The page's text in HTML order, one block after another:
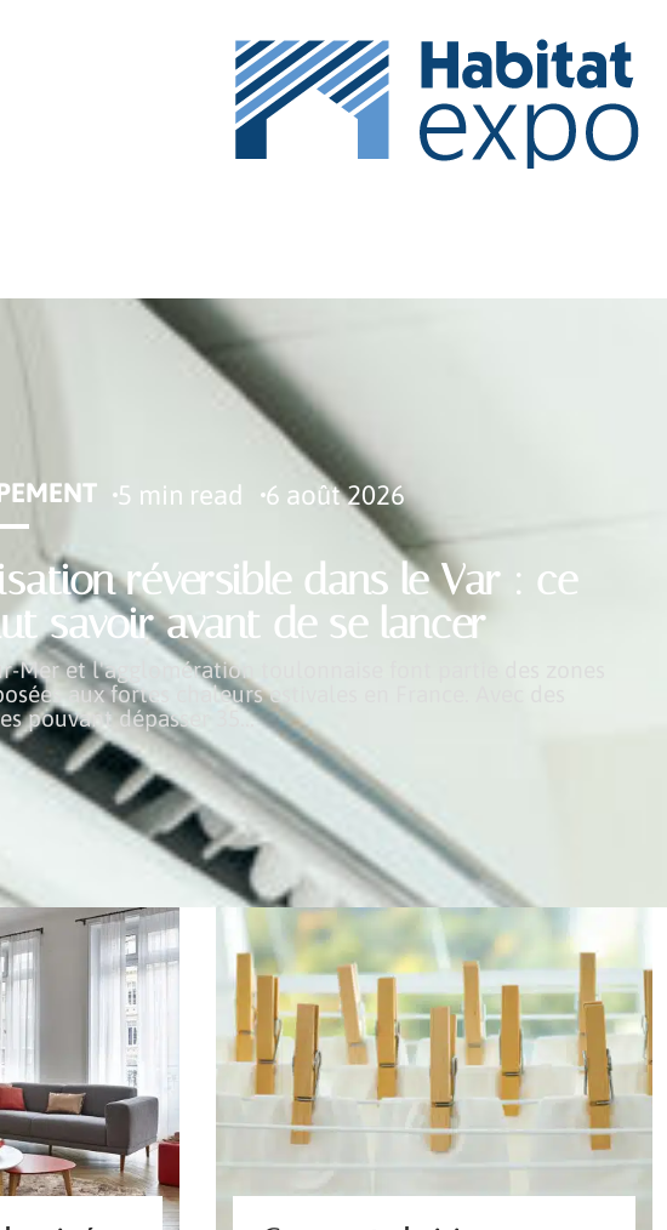
réversible dans le Var : ce
savoir avant de se lancer
Mer et l'agglomération toulonnaise font partie des zones
aux fortes chaleurs estivales en France. Avec des
pouvant dépasser 35 …
5 min read 6 août 2026